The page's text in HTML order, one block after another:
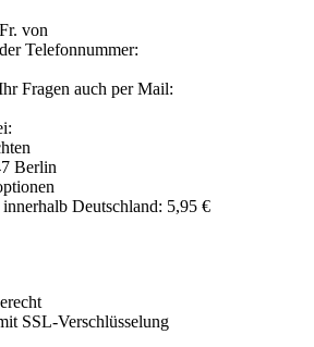
von
Telefonnummer:
Fragen auch per Mail:
Berlin
Deutschland: 5,95 €
SSL-Verschlüsselung